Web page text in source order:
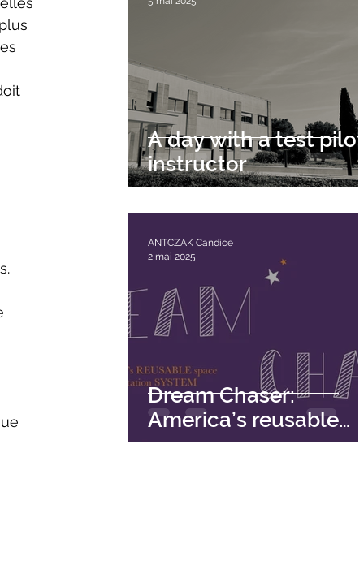
A day with a test pilot
instructor
Dream Chaser:
America’s reusable
space transportation
ANTCZAK Candice
2 mai 2025